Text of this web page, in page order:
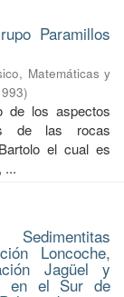
Paramillos
Matemáticas y
)
de los aspectos
de las rocas
el cual es
...
Loncoche,
Jagüel y
en el Sur de